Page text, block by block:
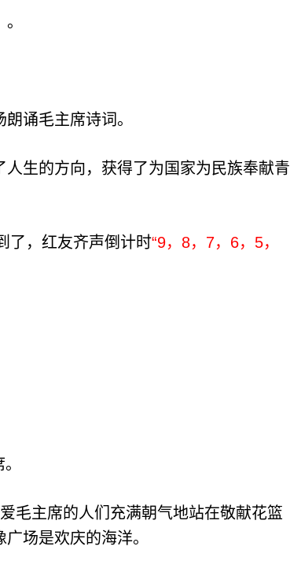
诵毛主席诗词。
生的方向，获得了为国家为民族奉献青
，红友齐声倒计时“9，8，7，6，5，
主席的人们充满朝气地站在敬献花篮
场是欢庆的海洋。